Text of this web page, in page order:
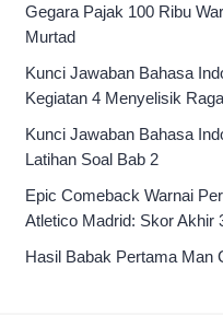
Gegara Pajak 100 Ribu
Murtad
Kunci Jawaban Bahasa
Kegiatan 4 Menyelisik
Kunci Jawaban Bahasa
Latihan Soal Bab 2
Epic Comeback Warnai
Atletico Madrid: Skor Akhir
Hasil Babak Pertama Man